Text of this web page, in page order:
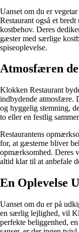
Uanset om du er
Restaurant også et
kostbehov. Deres
gæster med særlige
spiseoplevelse.
Atmosfæren
Klokken Restaurant
indbydende atmosfære.
og hyggelig stemning,
to eller en festlig
Restaurantens
for, at gæsterne bliver
opmærksomhed. Deres
altid klar til at anbefale
En Oplevelse
Uanset om du er på
en særlig lejlighed, vil
perfekte beliggenhed,